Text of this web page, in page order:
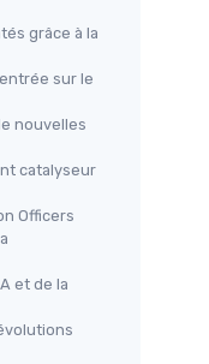
grâce à la
sur le
nouvelles
catalyseur
Officers
et de la